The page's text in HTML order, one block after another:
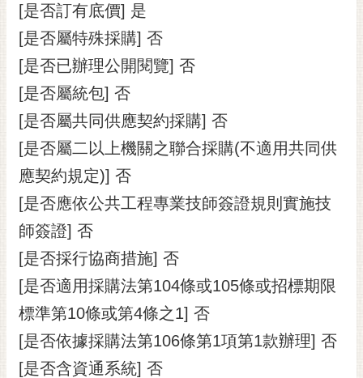
置
[是否訂有底價] 是
[是否屬特殊採購] 否
[是否已辦理公開閱覽] 否
[是否屬統包] 否
[是否屬共同供應契約採購] 否
[是否屬二以上機關之聯合採購(不適用共同供
應契約規定)] 否
[是否應依公共工程專業技師簽證規則實施技
師簽證] 否
[是否採行協商措施] 否
[是否適用採購法第104條或105條或招標期限
標準第10條或第4條之1] 否
[是否依據採購法第106條第1項第1款辦理] 否
[是否含資通系統] 否